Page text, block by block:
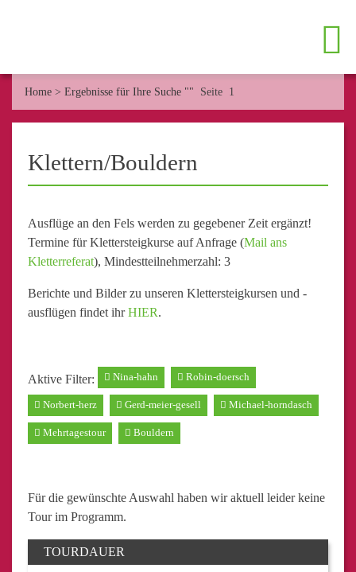
Home > Ergebnisse für Ihre Suche "" Seite 1
Klettern/Bouldern
Ausflüge an den Fels werden zu gegebener Zeit ergänzt!
Termine für Klettersteigkurse auf Anfrage (Mail ans
Kletterreferat), Mindestteilnehmerzahl: 3
Berichte und Bilder zu unseren Klettersteigkursen und -
ausflügen findet ihrHIER.
Aktive Filter: Nina-hahn Robin-doersch
Norbert-herz Gerd-meier-gesell Michael-horndasch
Mehrtagestour Bouldern
Für die gewünschte Auswahl haben wir aktuell leider keine
Tour im Programm.
TOURDAUER